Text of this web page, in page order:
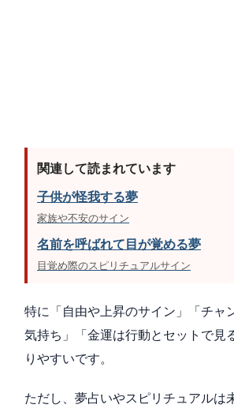
関連して読まれています
子供が怪我する夢
家族や不安のサイン
名前を呼ばれて目が覚める夢
目覚め際のスピリチュアルサイン
特に「自由や上昇のサイン」「チャ
気持ち」「金運は行動とセットで見
りやすいです。
ただし、夢占いやスピリチュアルは